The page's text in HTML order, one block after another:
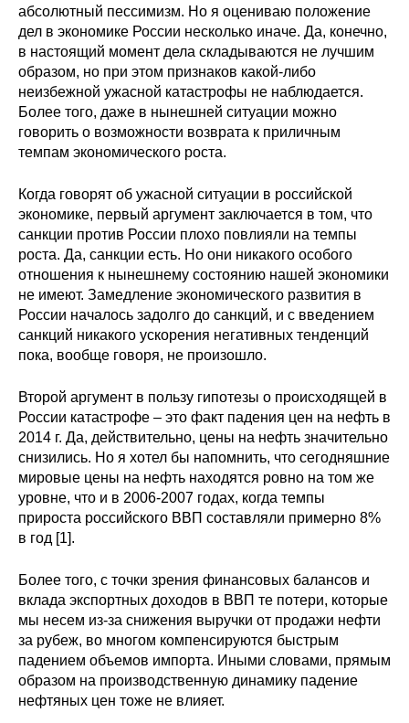
Редакционная этика
Информация для авторов
Общие требования
Стандарты оформления
Научные труды
О журнале
Выпуски
Редакционная этика
Общие требования
Стандарты оформления
Семинары
Российско-французский семинар
ЦДУ
Отрасли и регионы
абсолютный пессимизм. Но я оцениваю положение
дел в экономике России несколько иначе. Да, конечно,
в настоящий момент дела складываются не лучшим
образом, но при этом признаков какой-либо
неизбежной ужасной катастрофы не наблюдается.
Более того, даже в нынешней ситуации можно
говорить о возможности возврата к приличным
темпам экономического роста.
Когда говорят об ужасной ситуации в российской
экономике, первый аргумент заключается в том, что
санкции против России плохо повлияли на темпы
роста. Да, санкции есть. Но они никакого особого
отношения к нынешнему состоянию нашей экономики
не имеют. Замедление экономического развития в
России началось задолго до санкций, и с введением
санкций никакого ускорения негативных тенденций
пока, вообще говоря, не произошло.
Второй аргумент в пользу гипотезы о происходящей в
России катастрофе – это факт падения цен на нефть в
2014 г. Да, действительно, цены на нефть значительно
снизились. Но я хотел бы напомнить, что сегодняшние
мировые цены на нефть находятся ровно на том же
уровне, что и в 2006-2007 годах, когда темпы
прироста российского ВВП составляли примерно 8%
в год [1].
Более того, с точки зрения финансовых балансов и
вклада экспортных доходов в ВВП те потери, которые
мы несем из-за снижения выручки от продажи нефти
за рубеж, во многом компенсируются быстрым
падением объемов импорта. Иными словами, прямым
образом на производственную динамику падение
нефтяных цен тоже не влияет.